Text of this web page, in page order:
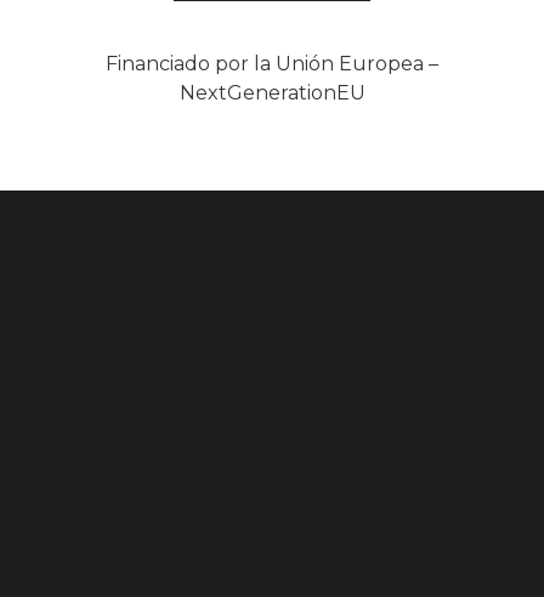
Financiado por la Unión Europea –
NextGenerationEU